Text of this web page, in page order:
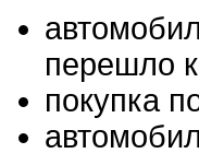
перешло
покупка